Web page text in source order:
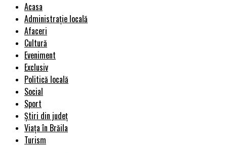
Acasa
Administrație locală
Afaceri
Cultură
Eveniment
Exclusiv
Politică locală
Social
Sport
Știri din județ
Viața în Brăila
Turism